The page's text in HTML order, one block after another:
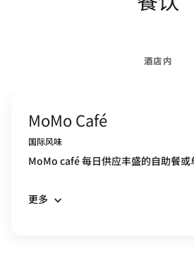
酒店内
MoMo Café
国际风味
MoMo café 每日供应丰盛的自助餐或
更多